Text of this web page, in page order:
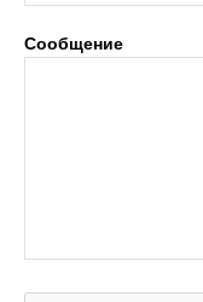
Сообщение